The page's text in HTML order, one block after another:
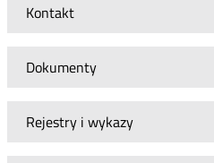
Kontakt
Dokumenty
Rejestry i wykazy